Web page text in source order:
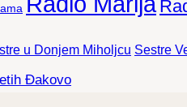
u Donjem Miholjcu Sestre
Đakovo